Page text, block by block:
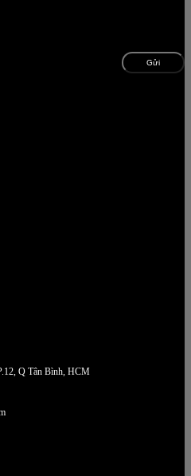
Q Tân Bình, HCM